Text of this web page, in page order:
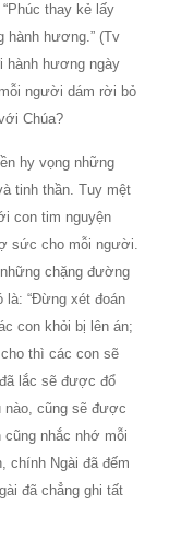
thay kẻ lấy
hành hương.” (Tv
hành hương ngày
người dám rời bỏ
Chúa?
hy vọng những
tinh thần. Tuy mệt
con tim nguyện
sức cho mỗi người.
chặng đường
là: “Đừng xét đoán
con khỏi bị lên án;
thì các con sẽ
lắc sẽ được đổ
nào, cũng sẽ được
cũng nhắc nhớ mỗi
chính Ngài đã đếm
đã chẳng ghi tất